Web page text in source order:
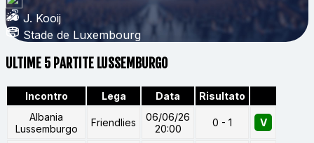
J. Kooij
Stade de Luxembourg
ULTIME 5 PARTITE LUSSEMBURGO
Incontro Lega Data
Risultato
Albania
Lussemburgo
Friendlies
06/06/26
20:00
0 - 1 V